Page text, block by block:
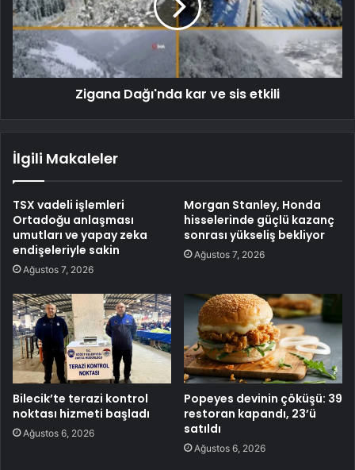
Zigana Dağı'nda kar ve sis etkili
İlgili Makaleler
TSX vadeli işlemleri
Ortadoğu anlaşması
umutları ve yapay zeka
endişeleriyle sakin
Ağustos 7, 2026
Morgan Stanley, Honda
hisselerinde güçlü kazanç
sonrası yükseliş bekliyor
Ağustos 7, 2026
Bilecik’te terazi kontrol
noktası hizmeti başladı
Ağustos 6, 2026
Popeyes devinin çöküşü: 39
restoran kapandı, 23’ü
satıldı
Ağustos 6, 2026